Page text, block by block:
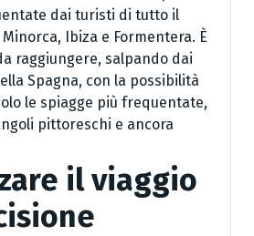
dai turisti di tutto il
Ibiza e Formentera. È
raggiungere, salpando dai
Spagna, con la possibilità
le spiagge più frequentate,
pittoreschi e ancora
il viaggio